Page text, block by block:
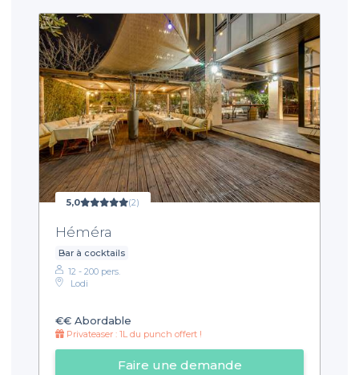
5,0 (2)
Héméra
Bar à cocktails
12 - 200 pers.
Lodi
€€ Abordable
Privateaser : 1L du punch offert !
Faire une demande